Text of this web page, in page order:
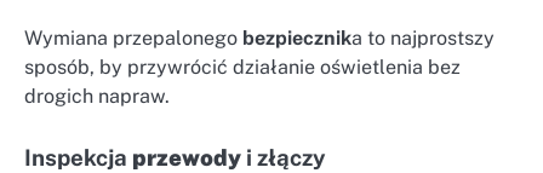
Wymiana przepalonego bezpiecznika to najprostszy
sposób, by przywrócić działanie oświetlenia bez
drogich napraw.
Inspekcja przewody i złączy